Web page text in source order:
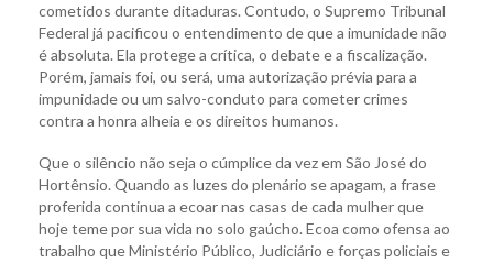
cometidos durante ditaduras. Contudo, o Supremo Tribunal
Federal já pacificou o entendimento de que a imunidade não
é absoluta. Ela protege a crítica, o debate e a fiscalização.
Porém, jamais foi, ou será, uma autorização prévia para a
impunidade ou um salvo-conduto para cometer crimes
contra a honra alheia e os direitos humanos.
Que o silêncio não seja o cúmplice da vez em São José do
Hortênsio. Quando as luzes do plenário se apagam, a frase
proferida continua a ecoar nas casas de cada mulher que
hoje teme por sua vida no solo gaúcho. Ecoa como ofensa ao
trabalho que Ministério Público, Judiciário e forças policiais e